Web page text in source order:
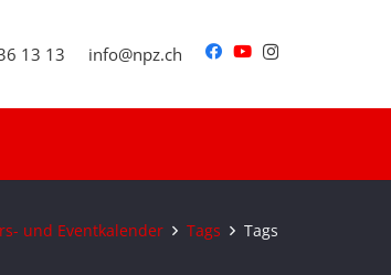
13 13 info@npz.ch
und Eventkalender Tags Tags